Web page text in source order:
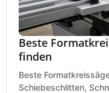
Beste
finden
Beste
Schiebeschlitten,